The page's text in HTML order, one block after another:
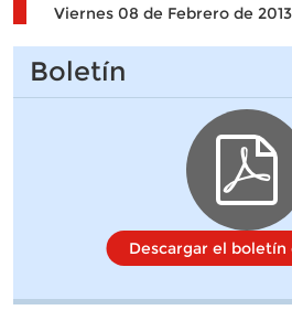
Viernes 08 de Febrero de 2013
Boletín
Descargar el